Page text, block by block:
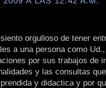
orgulloso de tener
a una persona como
por sus trabajos de
y las consultas
y didactica y por